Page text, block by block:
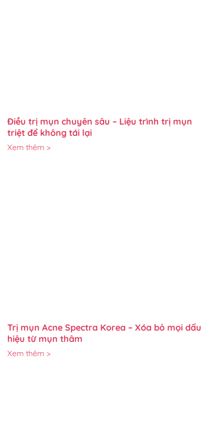
Điều trị mụn chuyên sâu – Liệu trình trị mụn
triệt để không tái lại
Xem thêm >
Trị mụn Acne Spectra Korea – Xóa bỏ mọi dấu
hiệu từ mụn thâm
Xem thêm >